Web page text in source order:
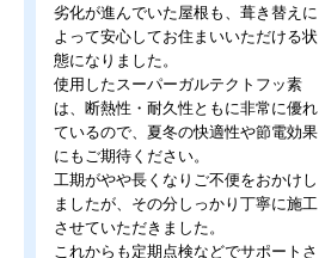
劣化が進んでいた屋根も、葺き替えに
よって安心してお住まいいただける状
態になりました。
使用したスーパーガルテクトフッ素
は、断熱性・耐久性ともに非常に優れ
ているので、夏冬の快適性や節電効果
にもご期待ください。
工期がやや長くなりご不便をおかけし
ましたが、その分しっかり丁寧に施工
させていただきました。
これからも定期点検などでサポートさ